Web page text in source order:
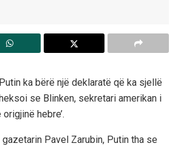
ka bërë një deklaratë që ka sjellë
se Blinken, sekretari amerikan i
hebre’.
Pavel Zarubin, Putin tha se